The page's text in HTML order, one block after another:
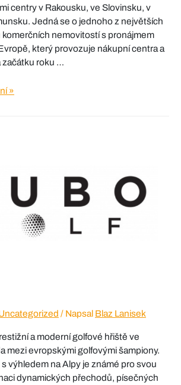
centry v Rakousku, ve Slovinsku, v
Jedná se o jednoho z největších
komerčních nemovitostí s pronájmem
který provozuje nákupní centra a
začátku roku …
»
/ Napsal Blaz Lanisek
a moderní golfové hřiště ve
mezi evropskými golfovými šampiony.
výhledem na Alpy je známé pro svou
dynamických přechodů, písečných